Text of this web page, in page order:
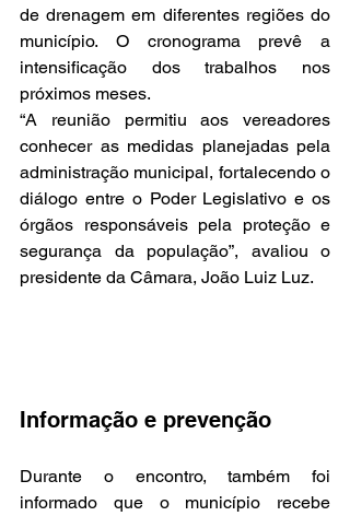
de drenagem em diferentes regiões do
município. O cronograma prevê a
intensificação dos trabalhos nos
próximos meses.
“A reunião permitiu aos vereadores
conhecer as medidas planejadas pela
administração municipal, fortalecendo o
diálogo entre o Poder Legislativo e os
órgãos responsáveis pela proteção e
segurança da população”, avaliou o
presidente da Câmara, João Luiz Luz.
Informação e prevenção
Durante o encontro, também foi
informado que o município recebe